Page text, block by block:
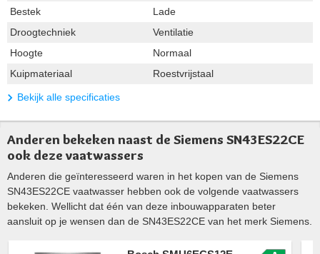
Bestek
Lade
Droogtechniek
Ventilatie
Hoogte
Normaal
Kuipmateriaal
Roestvrijstaal
Bekijk alle specificaties
Anderen bekeken naast de Siemens SN43ES22CE
ook deze vaatwassers
Anderen die geïnteresseerd waren in het kopen van de Siemens
SN43ES22CE vaatwasser hebben ook de volgende vaatwassers
bekeken. Wellicht dat één van deze inbouwapparaten beter
aansluit op je wensen dan de SN43ES22CE van het merk Siemens.